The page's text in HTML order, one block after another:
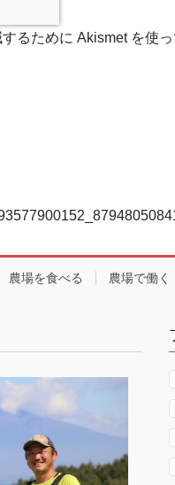
るために Akismet を使っ
農場を食べる 農場で働く